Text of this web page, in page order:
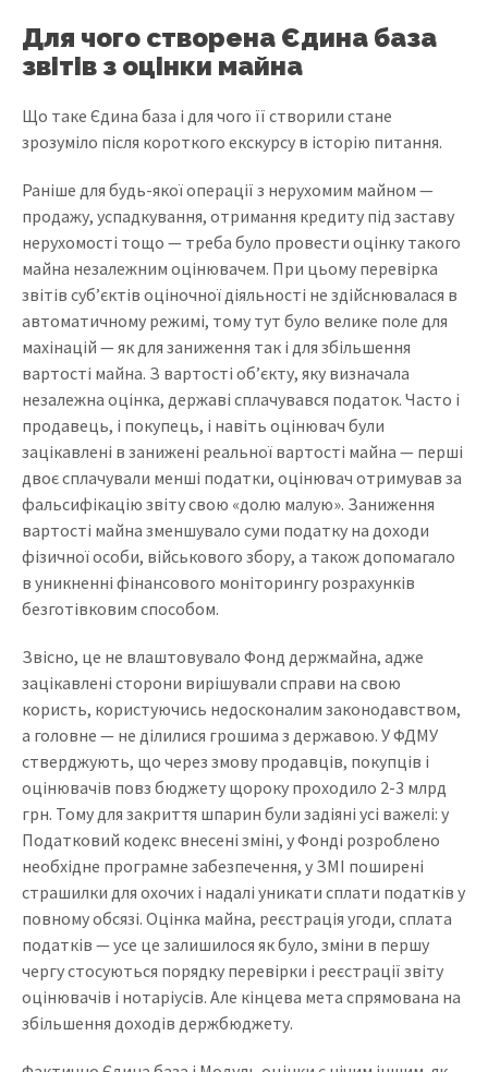
Для чого створена Єдина база
звітів з оцінки майна
Що таке Єдина база і для чого її створили стане
зрозуміло після короткого екскурсу в історію питання.
Раніше для будь-якої операції з нерухомим майном —
продажу, успадкування, отримання кредиту під заставу
нерухомості тощо — треба було провести оцінку такого
майна незалежним оцінювачем. При цьому перевірка
звітів суб’єктів оціночної діяльності не здійснювалася в
автоматичному режимі, тому тут було велике поле для
махінацій — як для заниження так і для збільшення
вартості майна. З вартості об’єкту, яку визначала
незалежна оцінка, державі сплачувався податок. Часто і
продавець, і покупець, і навіть оцінювач були
зацікавлені в занижені реальної вартості майна — перші
двоє сплачували менші податки, оцінювач отримував за
фальсифікацію звіту свою «долю малую». Заниження
вартості майна зменшувало суми податку на доходи
фізичної особи, військового збору, а також допомагало
в уникненні фінансового моніторингу розрахунків
безготівковим способом.
Звісно, це не влаштовувало Фонд держмайна, адже
зацікавлені сторони вирішували справи на свою
користь, користуючись недосконалим законодавством,
а головне — не ділилися грошима з державою. У ФДМУ
стверджують, що через змову продавців, покупців і
оцінювачів повз бюджету щороку проходило 2-3 млрд
грн. Тому для закриття шпарин були задіяні усі важелі: у
Податковий кодекс внесені зміні, у Фонді розроблено
необхідне програмне забезпечення, у ЗМІ поширені
страшилки для охочих і надалі уникати сплати податків у
повному обсязі. Оцінка майна, реєстрація угоди, сплата
податків — усе це залишилося як було, зміни в першу
чергу стосуються порядку перевірки і реєстрації звіту
оцінювачів і нотаріусів. Але кінцева мета спрямована на
збільшення доходів держбюджету.